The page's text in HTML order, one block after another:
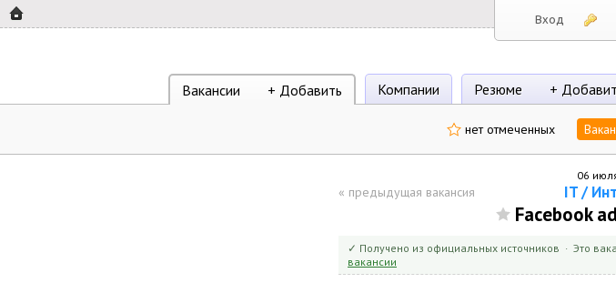
Вход
Вакансии + Добавить Компании Резюме +
нет отмеченных
06
« предыдущая вакансия IT /
Facebook
✓ Получено из официальных источников · Это
вакансии